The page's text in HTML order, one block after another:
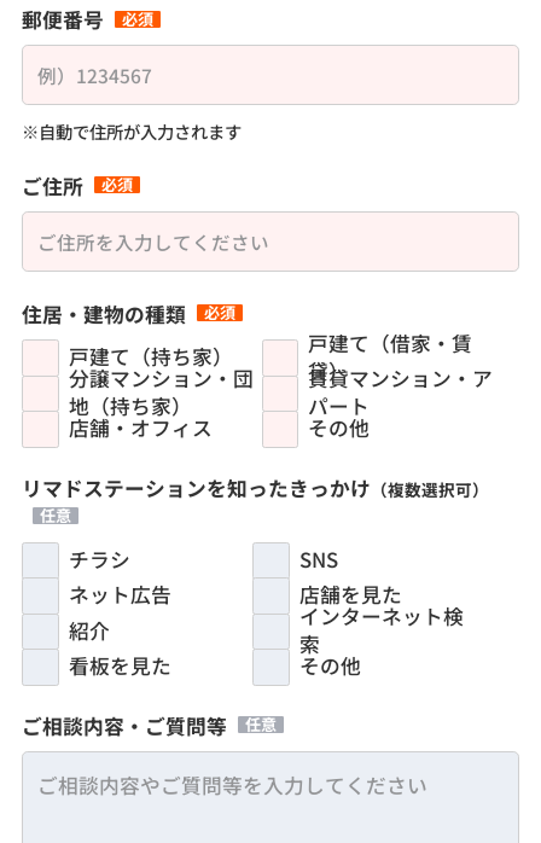
郵便番号 必須
自動で住所が入力されます
ご住所 必須
住居・建物の種類 必須
戸建て（持ち家）
戸建て（借家・賃
貸）
分譲マンション・団
地（持ち家）
賃貸マンション・ア
パート
店舗・オフィス その他
リマドステーションを知ったきっかけ （複数選択可）
任意
チラシ
SNS
ネット広告
店舗を見た
紹介
インターネット検
索
看板を見た その他
ご相談内容・ご質問等 任意